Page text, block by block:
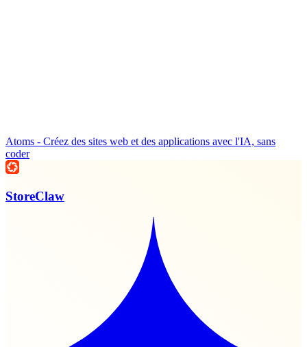
Atoms - Créez des sites web et des applications avec l'IA, sans
coder
StoreClaw